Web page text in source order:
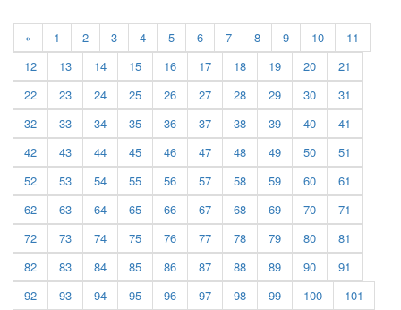
« 1 2 3 4 5 6 7 8 9 10
11
12
13 14 15 16 17 18 19 20
21
22
23 24 25 26 27 28 29 30
31
32
33 34 35 36 37 38 39 40
41
42
43 44 45 46 47 48 49 50
51
52
53 54 55 56 57 58 59 60
61
62
63 64 65 66 67 68 69 70
71
72
73 74 75 76 77 78 79 80
81
82
83 84 85 86 87 88 89 90
91
92
93 94 95 96 97 98 99 100
101